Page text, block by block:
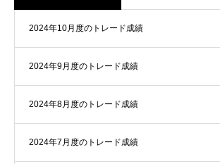
2024年10月度のトレード成績
2024年9月度のトレード成績
2024年8月度のトレード成績
2024年7月度のトレード成績